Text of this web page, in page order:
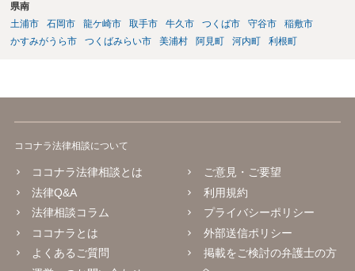
県南
土浦市
石岡市 龍ケ崎市 取手市 牛久市 つくば市 守谷市
稲敷市
かすみがうら市
つくばみらい市 美浦村 阿見町 河内町 利根町
ココナラ法律相談について
ココナラ法律相談とは
法律Q&A
法律相談コラム
ココナラとは
よくあるご質問
ご意見・ご要望
利用規約
プライバシーポリシー
外部送信ポリシー
掲載をご検討の弁護士の方